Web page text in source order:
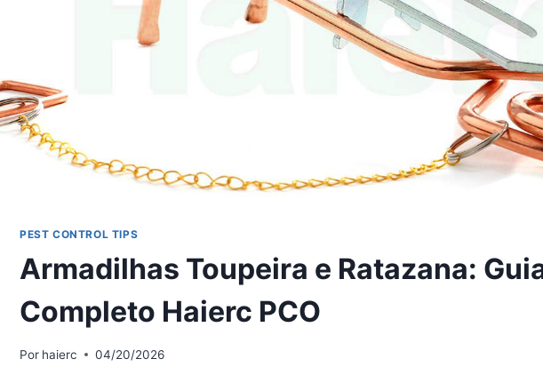
PEST CONTROL TIPS
Armadilhas Toupeira e Ratazana:
Completo Haierc PCO
Por haierc 04/20/2026